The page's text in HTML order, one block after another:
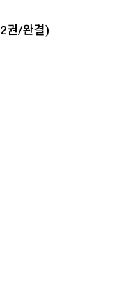
권/완결)